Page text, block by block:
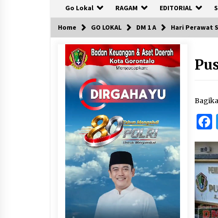
Go Lokal RAGAM EDITORIAL
Home GO LOKAL DM 1 A Hari Perawat